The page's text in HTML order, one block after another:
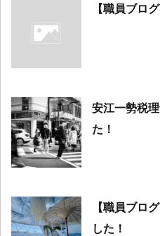
【職員ブロ
安江一勢税
た！
【職員ブロ
した！